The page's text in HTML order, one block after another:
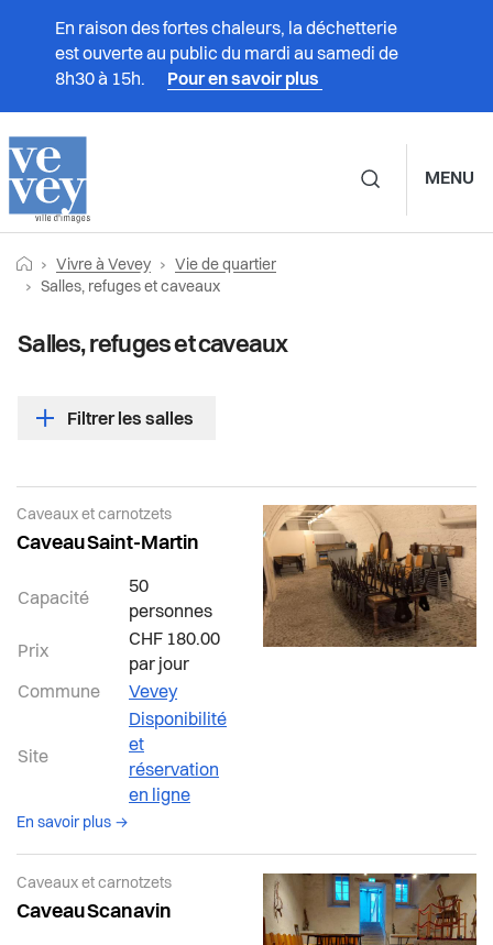
En raison des fortes chaleurs, la déchetterie
est ouverte au public du mardi au samedi de
8h30 à 15h.
Pour en savoir plus
MENU
Prestations
Vivre à Vevey
Vivre à Vevey
Associations
Economie et tourisme
Enfance et écoles
Espaces urbains
Histoire
Intégration
Jeunesse
Logement
Vie de quartier
Maisons de quartier
Salles, refuges et caveaux
Fête des voisins
Pumpipumpe
Actualités
Règlements
Fil
d'Ariane
Retourner vers la page d'accueil
Vivre à Vevey
Vie de quartier
Page actuelle:
Salles, refuges et caveaux
Caveaux et carnotzets
Caveau Saint-Martin
Capacité
50
personnes
Prix
CHF 180.00
par jour
Commune
Vevey
Site
Disponibilité
et
réservation
en ligne
En savoir plus →
Caveaux et carnotzets
Caveau Scanavin
Salles, refuges et caveaux
Filtrer les salles